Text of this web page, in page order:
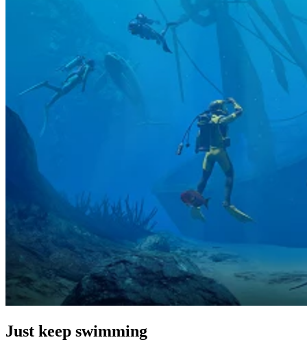
Just keep swimming